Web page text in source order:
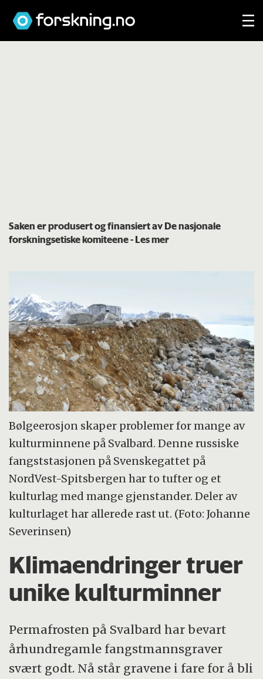
Saken er produsert og finansiert av De nasjonale
forskningsetiske komiteene- Les mer
Bølgeerosjon skaper problemer for mange av
kulturminnene på Svalbard. Denne russiske
fangststasjonen på Svenskegattet på
NordVest-Spitsbergen har to tufter og et
kulturlag med mange gjenstander. Deler av
kulturlaget har allerede rast ut. (Foto: Johanne
Severinsen)
Klimaendringer truer
unike kulturminner
Permafrosten på Svalbard har bevart
århundregamle fangstmannsgraver
svært godt. Nå står gravene i fare for å bli